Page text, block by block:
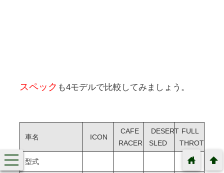
スペック も4モデルで比較してみましょう。
車名 ICON
CAFE
RACER
DESERT
SLED
FULL
THROTTLE
型式
toggle
navigation
arrowup
home